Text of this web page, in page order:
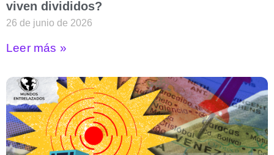
viven divididos?
26 de junio de 2026
Leer más »